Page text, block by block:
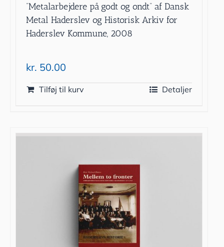
”Metalarbejdere på godt og ondt” af Dansk
Metal Haderslev og Historisk Arkiv for
Haderslev Kommune, 2008
kr. 50.00
Tilføj til kurv Detaljer